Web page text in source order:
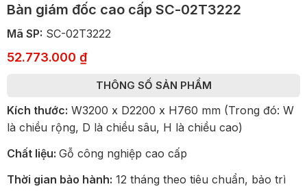
Bàn giám đốc cao cấp SC-02T3222
Mã SP: SC-02T3222
52.773.000 ₫
THÔNG SỐ SẢN PHẨM
Kích thước: W3200 x D2200 x H760 mm (Trong đó: W
là chiều rộng, D là chiều sâu, H là chiều cao)
Chất liệu: Gỗ công nghiệp cao cấp
Thời gian bảo hành: 12 tháng theo tiêu chuẩn, bảo trì